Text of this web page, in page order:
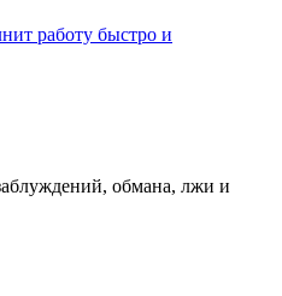
работу быстро и
обмана, лжи и